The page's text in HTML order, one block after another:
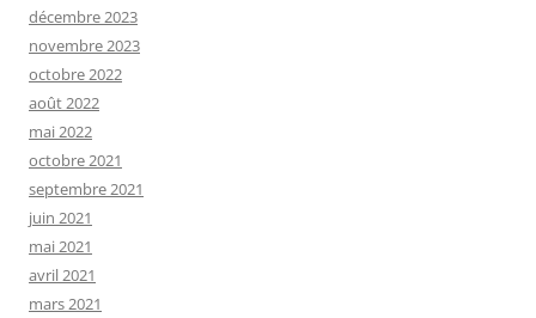
décembre 2023
novembre 2023
octobre 2022
août 2022
mai 2022
octobre 2021
septembre 2021
juin 2021
mai 2021
avril 2021
mars 2021